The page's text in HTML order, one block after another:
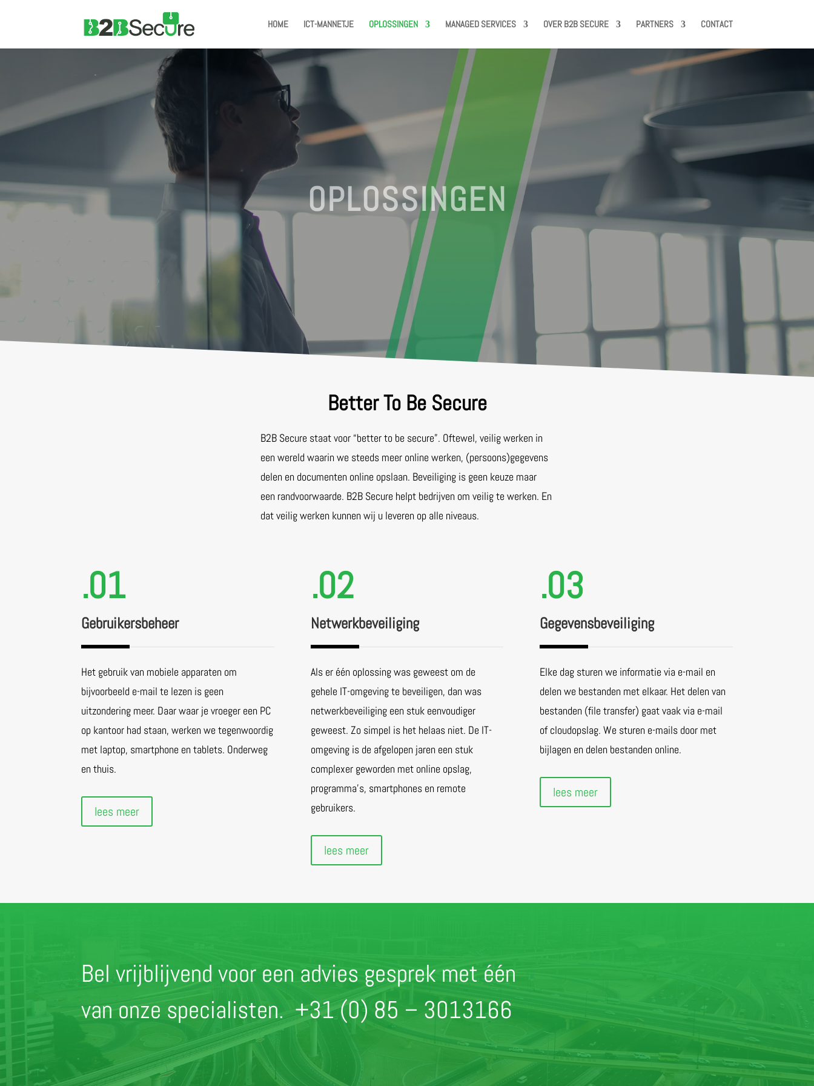
HOME ICT-MANNETJE OPLOSSINGEN MANAGED SERVICES OVER B2B SECURE PARTNERS CONTACT
OPLOSSINGEN
Better To Be Secure
B2B Secure staat voor “better to be secure”. Oftewel, veilig werken in
een wereld waarin we steeds meer online werken, (persoons)gegevens
delen en documenten online opslaan. Beveiliging is geen keuze maar
een randvoorwaarde. B2B Secure helpt bedrijven om veilig te werken. En
dat veilig werken kunnen wij u leveren op alle niveaus.
.01
Gebruikersbeheer
Het gebruik van mobiele apparaten om
bijvoorbeeld e-mail te lezen is geen
uitzondering meer. Daar waar je vroeger een PC
op kantoor had staan, werken we tegenwoordig
met laptop, smartphone en tablets. Onderweg
en thuis.
lees meer
.02
Netwerkbeveiliging
Als er één oplossing was geweest om de
gehele IT-omgeving te beveiligen, dan was
netwerkbeveiliging een stuk eenvoudiger
geweest. Zo simpel is het helaas niet. De IT-
omgeving is de afgelopen jaren een stuk
complexer geworden met online opslag,
programma’s, smartphones en remote
gebruikers.
lees meer
.03
Gegevensbeveiliging
Elke dag sturen we informatie via e-mail en
delen we bestanden met elkaar. Het delen van
bestanden (file transfer) gaat vaak via e-mail
of cloudopslag. We sturen e-mails door met
bijlagen en delen bestanden online.
lees meer
Bel vrijblijvend voor een advies gesprek met één
van onze specialisten.+31 (0) 85 – 3013166